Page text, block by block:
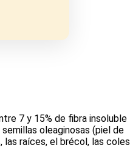
7 y 15% de fibra insoluble
oleaginosas (piel de
las raíces, el brécol, las coles